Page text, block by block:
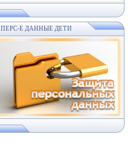
ПЕРС-Е ДАННЫЕ ДЕТИ